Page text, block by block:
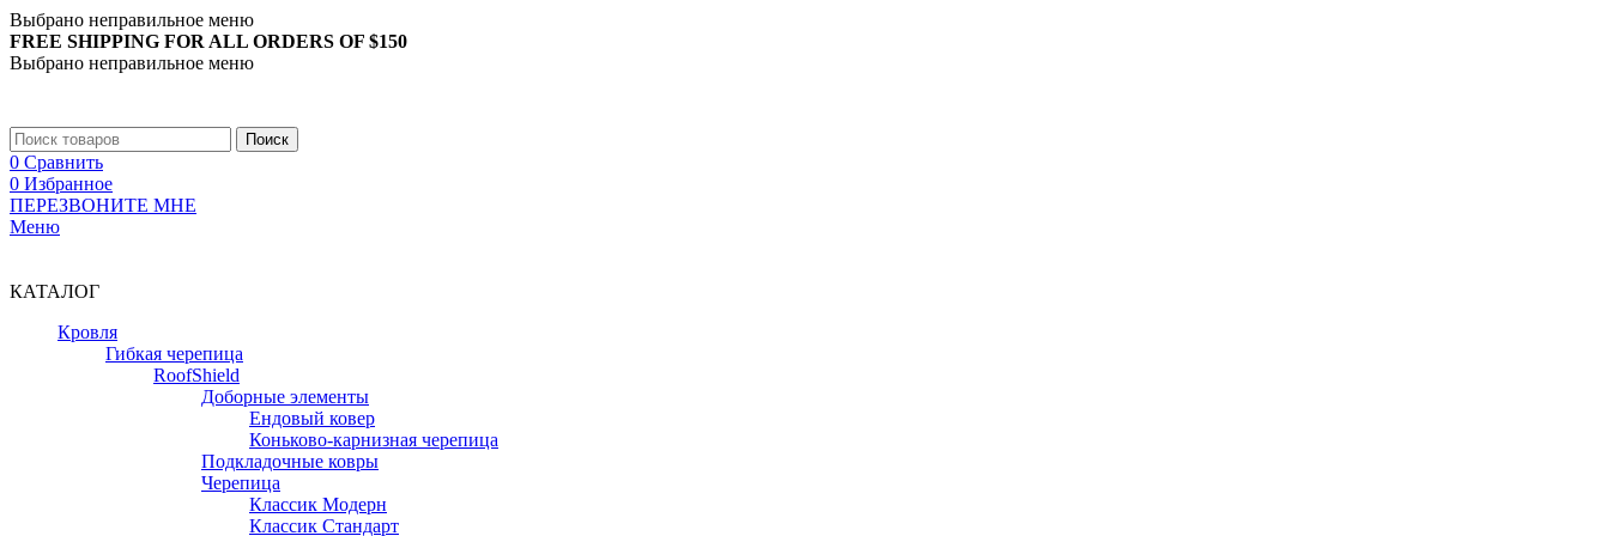
Выбрано неправильное меню
FREE SHIPPING FOR ALL ORDERS OF $150
Выбрано неправильное меню
Поиск
0 Сравнить
0 Избранное
ПЕРЕЗВОНИТЕ МНЕ
Меню
КАТАЛОГ
Кровля
Гибкая черепица
RoofShield
Доборные элементы
Ендовый ковер
Коньково-карнизная черепица
Подкладочные ковры
Черепица
Классик Модерн
Классик Стандарт